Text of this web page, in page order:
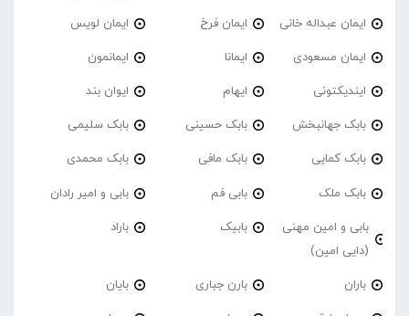
ایمان عبداله خانی ایمان فرخ ایمان لویس
ایمان مسعودی ایمانا ایمانمون
ایندیکتونی ایهام ایوان بند
بابک جهانبخش بابک حسینی بابک سلیمی
بابک کمایی بابک مافی بابک محمدی
بابک ملک بابی فم بابی و امیر رادان
بابی و امین مهنی
(دایی امین)
بابیک باراد
باران بارن جباری بایان